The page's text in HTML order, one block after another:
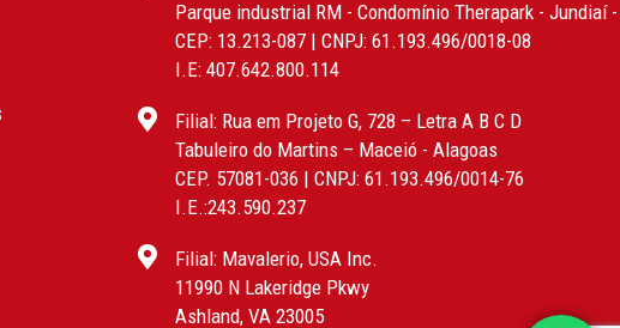
Parque industrial RM - Condomínio Therapark - Jundiaí
CEP: 13.213-087 | CNPJ: 61.193.496/0018-08
I.E: 407.642.800.114
Filial: Rua em Projeto G, 728 – Letra A B C D
Tabuleiro do Martins – Maceió - Alagoas
CEP. 57081-036 | CNPJ: 61.193.496/0014-76
I.E.:243.590.237
Filial: Mavalerio, USA Inc.
11990 N Lakeridge Pkwy
Ashland, VA 23005